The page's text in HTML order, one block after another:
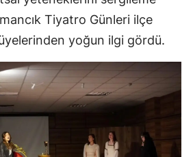
Giresun
Gümüşhane
Hakkari
Hatay
Isparta
Tiyatro Günleri ilçe
yoğun ilgi gördü.